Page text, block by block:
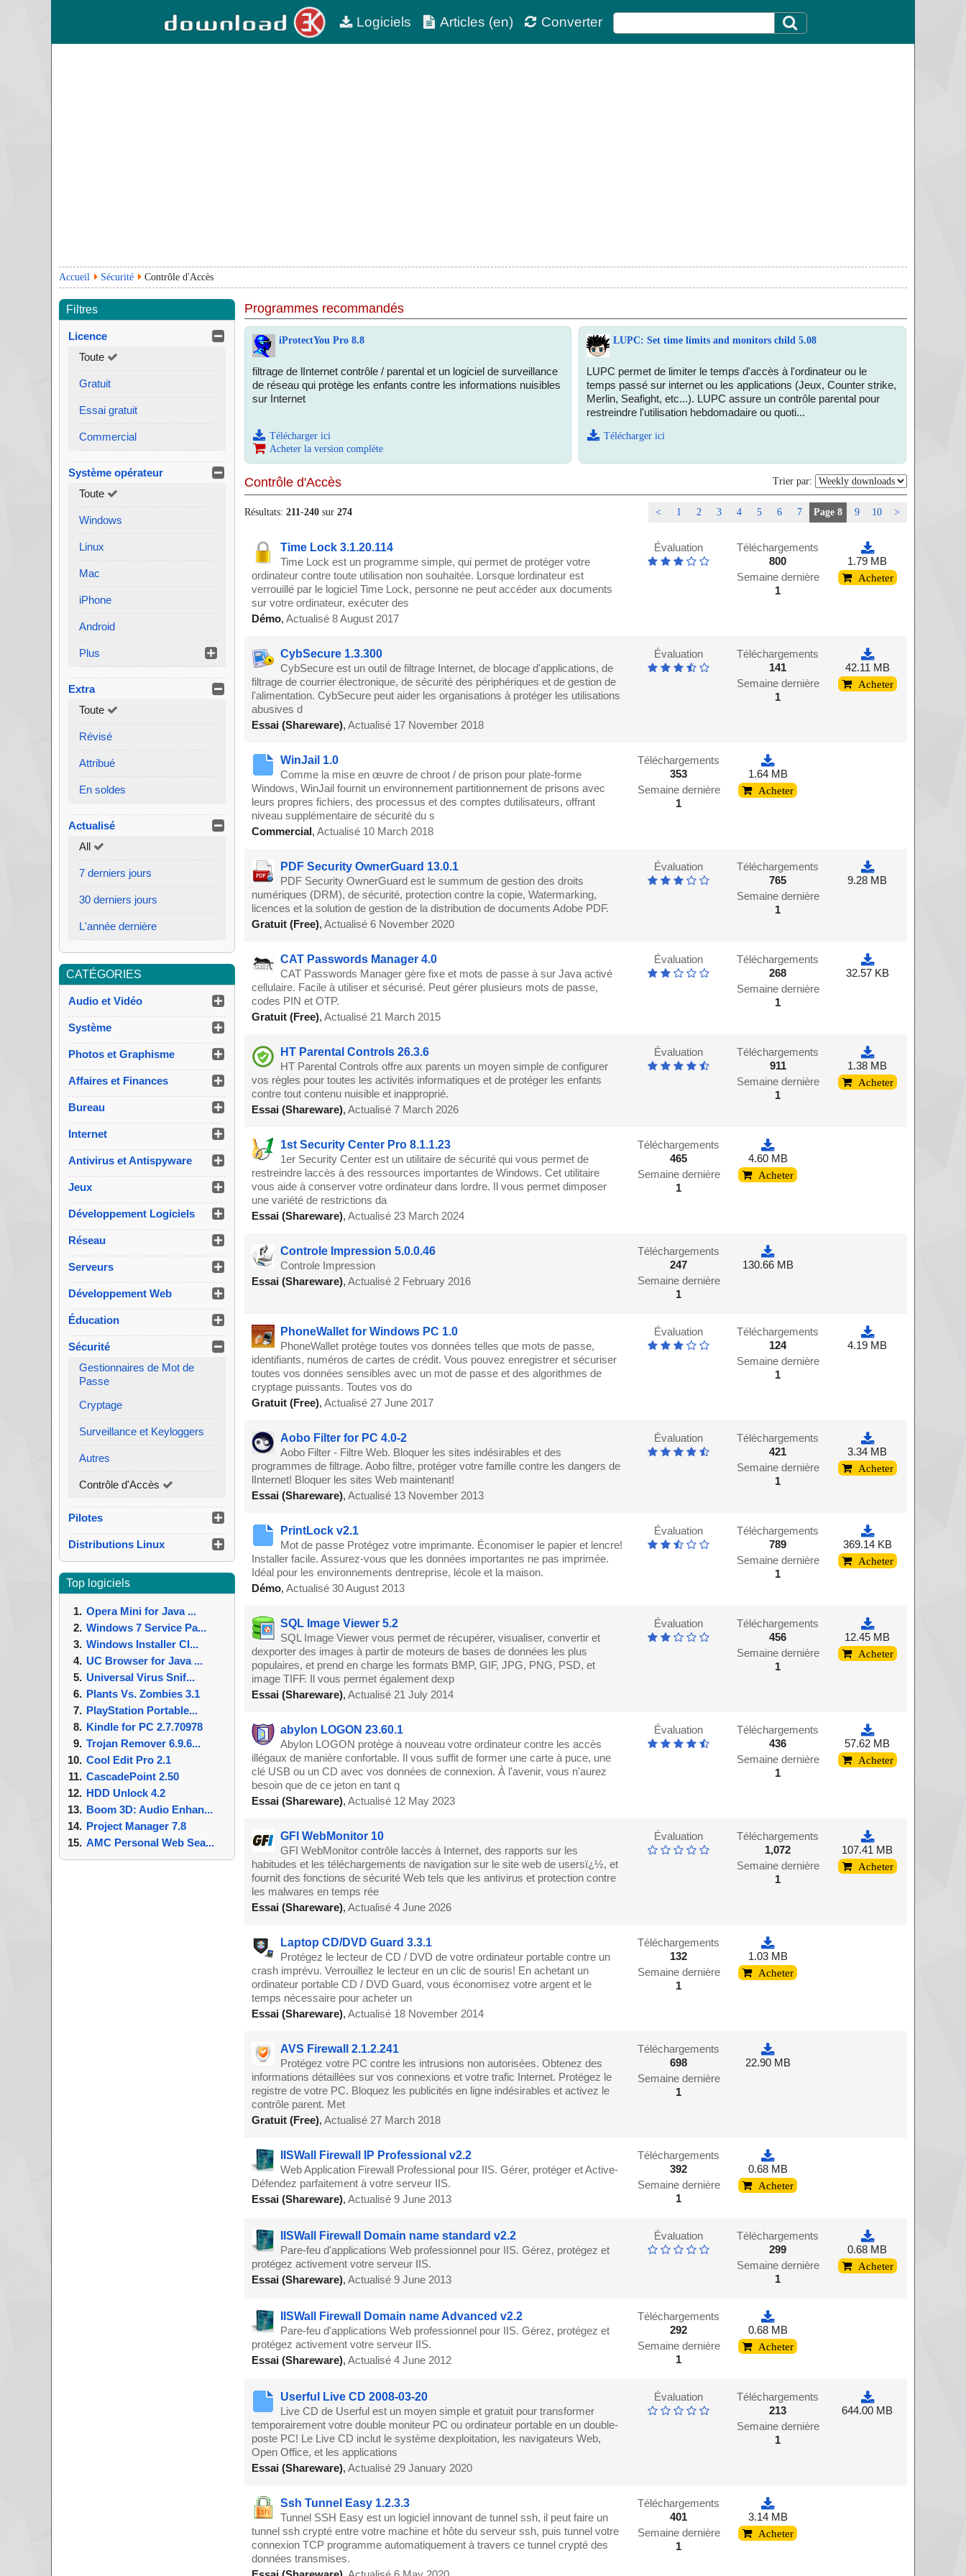
Logiciels Articles (en) Converter
Accueil Sécurité Contrôle d'Accès
Filtres
Licence
Toute
Gratuit
Essai gratuit
Commercial
Système opérateur
Toute
Windows
Linux
Mac
iPhone
Android
Plus
Extra
Toute
Révisé
Attribué
En soldes
Actualisé
All
7 derniers jours
30 derniers jours
L'année dernière
CATÉGORIES
Audio et Vidéo
Système
Photos et Graphisme
Affaires et Finances
Bureau
Internet
Antivirus et Antispyware
Jeux
Développement Logiciels
Réseau
Serveurs
Développement Web
Éducation
Sécurité
Gestionnaires de Mot de
Passe
Cryptage
Surveillance et Keyloggers
Autres
Contrôle d'Accès
Pilotes
Distributions Linux
Top logiciels
Opera Mini for Java ...
Windows 7 Service Pa...
Windows Installer Cl...
UC Browser for Java ...
Universal Virus Snif...
Plants Vs. Zombies 3.1
PlayStation Portable...
Kindle for PC 2.7.70978
Trojan Remover 6.9.6...
Cool Edit Pro 2.1
CascadePoint 2.50
HDD Unlock 4.2
Boom 3D: Audio Enhan...
Project Manager 7.8
AMC Personal Web Sea...
Programmes recommandés
iProtectYou Pro 8.8 LUPC: Set time limits and monitors child 5.08
filtrage de lInternet contrôle / parental et un logiciel de surveillance
de réseau qui protège les enfants contre les informations nuisibles
sur Internet
LUPC permet de limiter le temps d'accès à l'ordinateur ou le
temps passé sur internet ou les applications (Jeux, Counter strike,
Merlin, Seafight, etc...). LUPC assure un contrôle parental pour
restreindre l'utilisation hebdomadaire ou quoti...
Télécharger ici
Acheter la version complète
Télécharger ici
Contrôle d'Accès Trier par:
Résultats:211-240 sur274 < 1 2 3 4 5 6 7 Page 8 9 10 >
Time Lock 3.1.20.114
Time Lock est un programme simple, qui permet de protéger votre
ordinateur contre toute utilisation non souhaitée. Lorsque lordinateur est
verrouillé par le logiciel Time Lock, personne ne peut accéder aux documents
sur votre ordinateur, exécuter des
Démo, Actualisé 8 August 2017
Évaluation
Téléchargements
800
Semaine dernière
1
1.79 MB
Acheter
CybSecure 1.3.300
CybSecure est un outil de filtrage Internet, de blocage d'applications, de
filtrage de courrier électronique, de sécurité des périphériques et de gestion de
l'alimentation. CybSecure peut aider les organisations à protéger les utilisations
abusives d
Essai (Shareware), Actualisé 17 November 2018
Évaluation
Téléchargements
141
Semaine dernière
1
42.11 MB
Acheter
WinJail 1.0
Comme la mise en œuvre de chroot / de prison pour plate-forme
Windows, WinJail fournit un environnement partitionnement de prisons avec
leurs propres fichiers, des processus et des comptes dutilisateurs, offrant
niveau supplémentaire de sécurité du s
Commercial, Actualisé 10 March 2018
Téléchargements
353
Semaine dernière
1
1.64 MB
Acheter
PDF Security OwnerGuard 13.0.1
PDF Security OwnerGuard est le summum de gestion des droits
numériques (DRM), de sécurité, protection contre la copie, Watermarking,
licences et la solution de gestion de la distribution de documents Adobe PDF.
Gratuit (Free), Actualisé 6 November 2020
Évaluation
Téléchargements
765
Semaine dernière
1
9.28 MB
CAT Passwords Manager 4.0
CAT Passwords Manager gère fixe et mots de passe à sur Java activé
cellulaire. Facile à utiliser et sécurisé. Peut gérer plusieurs mots de passe,
codes PIN et OTP.
Gratuit (Free), Actualisé 21 March 2015
Évaluation
Téléchargements
268
Semaine dernière
1
32.57 KB
HT Parental Controls 26.3.6
HT Parental Controls offre aux parents un moyen simple de configurer
vos règles pour toutes les activités informatiques et de protéger les enfants
contre tout contenu nuisible et inapproprié.
Essai (Shareware), Actualisé 7 March 2026
Évaluation
Téléchargements
911
Semaine dernière
1
1.38 MB
Acheter
1st Security Center Pro 8.1.1.23
1er Security Center est un utilitaire de sécurité qui vous permet de
restreindre laccès à des ressources importantes de Windows. Cet utilitaire
vous aide à conserver votre ordinateur dans lordre. Il vous permet dimposer
une variété de restrictions da
Essai (Shareware), Actualisé 23 March 2024
Téléchargements
465
Semaine dernière
1
4.60 MB
Acheter
Controle Impression 5.0.0.46
Controle Impression
Essai (Shareware), Actualisé 2 February 2016
Téléchargements
247
Semaine dernière
1
130.66 MB
PhoneWallet for Windows PC 1.0
PhoneWallet protège toutes vos données telles que mots de passe,
identifiants, numéros de cartes de crédit. Vous pouvez enregistrer et sécuriser
toutes vos données sensibles avec un mot de passe et des algorithmes de
cryptage puissants. Toutes vos do
Gratuit (Free), Actualisé 27 June 2017
Évaluation
Téléchargements
124
Semaine dernière
1
4.19 MB
Aobo Filter for PC 4.0-2
Aobo Filter - Filtre Web. Bloquer les sites indésirables et des
programmes de filtrage. Aobo filtre, protéger votre famille contre les dangers de
lInternet! Bloquer les sites Web maintenant!
Essai (Shareware), Actualisé 13 November 2013
Évaluation
Téléchargements
421
Semaine dernière
1
3.34 MB
Acheter
PrintLock v2.1
Mot de passe Protégez votre imprimante. Économiser le papier et lencre!
Installer facile. Assurez-vous que les données importantes ne pas imprimée.
Idéal pour les environnements dentreprise, lécole et la maison.
Démo, Actualisé 30 August 2013
Évaluation
Téléchargements
789
Semaine dernière
1
369.14 KB
Acheter
SQL Image Viewer 5.2
SQL Image Viewer vous permet de récupérer, visualiser, convertir et
dexporter des images à partir de moteurs de bases de données les plus
populaires, et prend en charge les formats BMP, GIF, JPG, PNG, PSD, et
image TIFF. Il vous permet également dexp
Essai (Shareware), Actualisé 21 July 2014
Évaluation
Téléchargements
456
Semaine dernière
1
12.45 MB
Acheter
abylon LOGON 23.60.1
Abylon LOGON protège à nouveau votre ordinateur contre les accès
illégaux de manière confortable. Il vous suffit de former une carte à puce, une
clé USB ou un CD avec vos données de connexion. À l'avenir, vous n'aurez
besoin que de ce jeton en tant q
Essai (Shareware), Actualisé 12 May 2023
Évaluation
Téléchargements
436
Semaine dernière
1
57.62 MB
Acheter
GFI WebMonitor 10
GFI WebMonitor contrôle laccès à Internet, des rapports sur les
habitudes et les téléchargements de navigation sur le site web de usersï¿½, et
fournit des fonctions de sécurité Web tels que les antivirus et protection contre
les malwares en temps rée
Essai (Shareware), Actualisé 4 June 2026
Évaluation
Téléchargements
1,072
Semaine dernière
1
107.41 MB
Acheter
Laptop CD/DVD Guard 3.3.1
Protégez le lecteur de CD / DVD de votre ordinateur portable contre un
crash imprévu. Verrouillez le lecteur en un clic de souris! En achetant un
ordinateur portable CD / DVD Guard, vous économisez votre argent et le
temps nécessaire pour acheter un
Essai (Shareware), Actualisé 18 November 2014
Téléchargements
132
Semaine dernière
1
1.03 MB
Acheter
AVS Firewall 2.1.2.241
Protégez votre PC contre les intrusions non autorisées. Obtenez des
informations détaillées sur vos connexions et votre trafic Internet. Protégez le
registre de votre PC. Bloquez les publicités en ligne indésirables et activez le
contrôle parent. Met
Gratuit (Free), Actualisé 27 March 2018
Téléchargements
698
Semaine dernière
1
22.90 MB
IISWall Firewall IP Professional v2.2
Web Application Firewall Professional pour IIS. Gérer, protéger et Active-
Défendez parfaitement à votre serveur IIS.
Essai (Shareware), Actualisé 9 June 2013
Téléchargements
392
Semaine dernière
1
0.68 MB
Acheter
IISWall Firewall Domain name standard v2.2
Pare-feu d'applications Web professionnel pour IIS. Gérez, protégez et
protégez activement votre serveur IIS.
Essai (Shareware), Actualisé 9 June 2013
Évaluation
Téléchargements
299
Semaine dernière
1
0.68 MB
Acheter
IISWall Firewall Domain name Advanced v2.2
Pare-feu d'applications Web professionnel pour IIS. Gérez, protégez et
protégez activement votre serveur IIS.
Essai (Shareware), Actualisé 4 June 2012
Téléchargements
292
Semaine dernière
1
0.68 MB
Acheter
Userful Live CD 2008-03-20
Live CD de Userful est un moyen simple et gratuit pour transformer
temporairement votre double moniteur PC ou ordinateur portable en un double-
poste PC! Le Live CD inclut le système dexploitation, les navigateurs Web,
Open Office, et les applications
Essai (Shareware), Actualisé 29 January 2020
Évaluation
Téléchargements
213
Semaine dernière
1
644.00 MB
Ssh Tunnel Easy 1.2.3.3
Tunnel SSH Easy est un logiciel innovant de tunnel ssh, il peut faire un
tunnel ssh crypté entre votre machine et hôte du serveur ssh, puis tunnel votre
connexion TCP programme automatiquement à travers ce tunnel crypté des
données transmises.
Téléchargements
401
Semaine dernière
1
3.14 MB
Acheter